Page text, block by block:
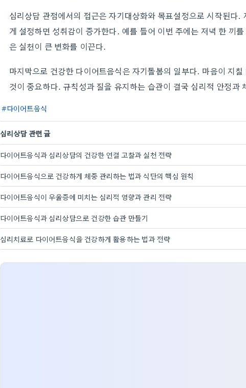
심리상담 관점에서의 접근은 자기대상화와 목표설정으로 시작된다
게 설정하면 성취감이 증가한다. 예를 들어 이번 주에는 저녁 한 끼
은 실천이 큰 변화를 이끈다.
마지막으로 건강한 다이어트음식은 자기돌봄의 일부다. 마음이 지
것이 중요하다. 규칙성과 질을 유지하는 습관이 결국 심리적 안정과
다이어트음식
심리상담 관련 글
다이어트음식과 심리상담의 건강한 연결 고찰과 실천 전략
다이어트음식으로 건강하게 체중 관리하는 법과 식단의 핵심 원칙
다이어트음식이 우울증에 미치는 심리적 영향과 관리 전략
다이어트음식과 심리상담으로 건강한 습관 만들기
심리치료로 다이어트음식을 건강하게 활용하는 법과 전략